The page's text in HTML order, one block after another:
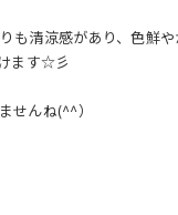
も清涼感があり、色鮮
ます☆彡
せんね(^^）